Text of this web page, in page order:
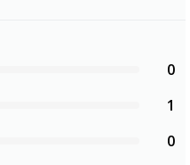
0
1
0